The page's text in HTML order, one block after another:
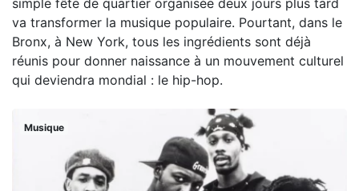
va transformer la musique populaire. Pourtant, dans le
Bronx, à New York, tous les ingrédients sont déjà
réunis pour donner naissance à un mouvement culturel
qui deviendra mondial : le hip-hop.
Musique